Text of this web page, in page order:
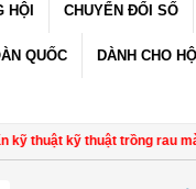
HỘI CHUYỂN ĐỔI SỐ
QUỐC DÀNH CHO
thuật kỹ thuật trồng rau màu